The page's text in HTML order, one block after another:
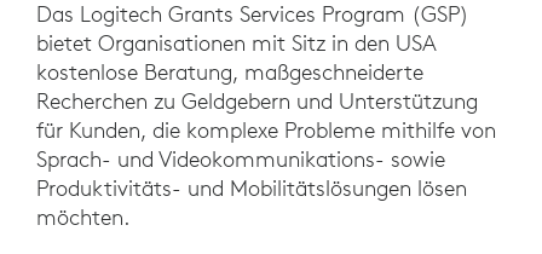
Das Logitech Grants Services Program (GSP)
bietet Organisationen mit Sitz in den USA
kostenlose Beratung, maßgeschneiderte
Recherchen zu Geldgebern und Unterstützung
für Kunden, die komplexe Probleme mithilfe von
Sprach- und Videokommunikations- sowie
Produktivitäts- und Mobilitätslösungen lösen
möchten.